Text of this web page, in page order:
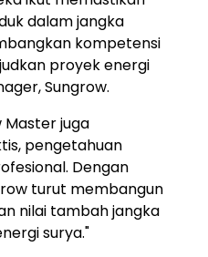
dalam jangka
kompetensi
proyek energi
Sungrow.
Master juga
pengetahuan
Dengan
turut membangun
nilai tambah jangka
surya."